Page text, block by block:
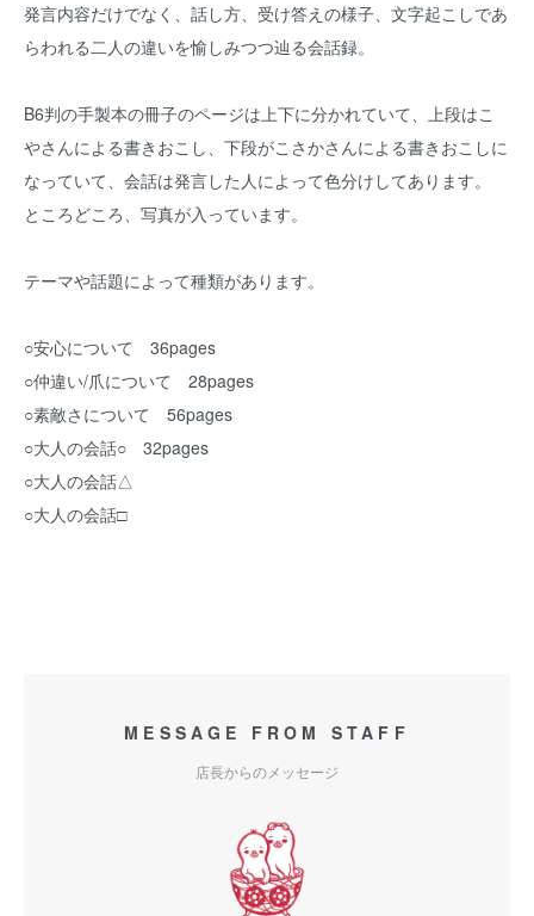
発言内容だけでなく、話し方、受け答えの様子、文字起こしであ
らわれる二人の違いを愉しみつつ辿る会話録。
B6判の手製本の冊子のページは上下に分かれていて、上段はこ
やさんによる書きおこし、下段がこさかさんによる書きおこしに
なっていて、会話は発言した人によって色分けしてあります。
ところどころ、写真が入っています。
テーマや話題によって種類があります。
○安心について 36pages
○仲違い/爪について 28pages
○素敵さについて 56pages
○大人の会話○ 32pages
○大人の会話△
○大人の会話□
MESSAGE FROM STAFF
店長からのメッセージ